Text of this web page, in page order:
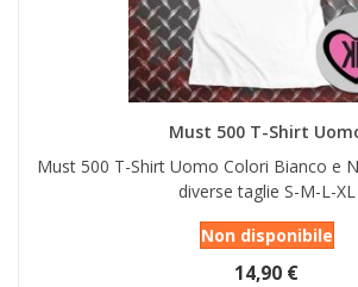
Must 500 T-Shirt
Must 500 T-Shirt Uomo Colori Bianco e
diverse taglie S-M-L-XL
Non disponibile
14,90 €